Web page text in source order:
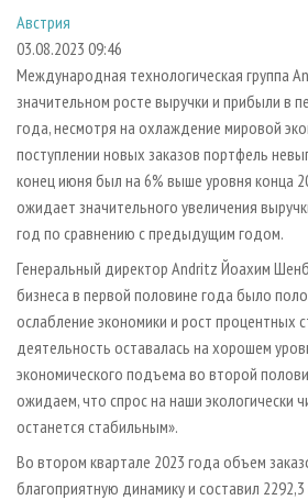
СУШКА ДРЕВЕСИНЫ
ПРОИЗВОДСТВО ДРЕВЕСНЫХ ПЛИТ
ДЕРЕВЯННОЕ ДОМОСТРОЕНИЕ
ПРОИЗВОДСТВО МЕБЕЛИ
БИОЭНЕРГЕТИКА
ЦБП
ИНСТРУМЕНТ И МАТЕРИАЛЫ
ПЕРСОНЫ
МОБИЛЬНЫЕ ВЫСТАВКИ
ОФИЦИАЛЬНЫЕ ДЕЛЕГАЦИИ
ПРИОРИТЕТНЫЕ ИНВЕСТПРОЕКТЫ
RUSSIAN FORESTRY REVIEW
ГАЗЕТА ЛЕСПРОМФОРУМ
БИБЛИОТЕКА СПЕЦИАЛИСТА
КОНТАКТЫ
РЕКЛАМОДАТЕЛЯМ
РЕКЛАМА
РЕКЛАМА НА САЙТЕ
Австрия
03.08.2023 09:46
Международная технологическая группа
значительном росте выручки и прибыли в
года, несмотря на охлаждение мировой
поступлении новых заказов портфель
конец июня был на 6% выше уровня конца
ожидает значительного увеличения
год по сравнению с предыдущим годом.
Генеральный директор Andritz Йоахим
бизнеса в первой половине года было
ослабление экономики и рост процентных
деятельность оставалась на хорошем
экономического подъема во второй
ожидаем, что спрос на наши экологически
останется стабильным».
Во втором квартале 2023 года объем
благоприятную динамику и составил